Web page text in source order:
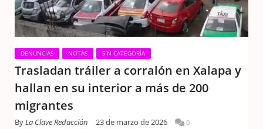
DENUNCIAS NOTAS SIN CATEGORÍA
Trasladan tráiler a corralón en Xalapa y
hallan en su interior a más de 200
migrantes
ByLa Clave Redacción 23 de marzo de 2026 0